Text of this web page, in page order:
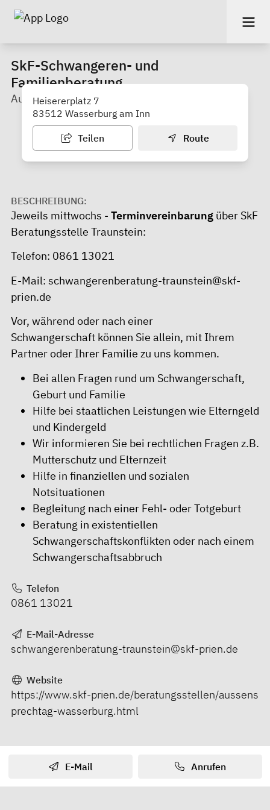
SkF-Schwangeren- und
Familienberatung
Außensprechtag Wasserburg
Heisererplatz 7
83512 Wasserburg am Inn
Teilen Route
BESCHREIBUNG:
Jeweils mittwochs - Terminvereinbarung über SkF
Beratungsstelle Traunstein:
Telefon: 0861 13021
E-Mail: schwangerenberatung-traunstein@skf-
prien.de
Vor, während oder nach einer
Schwangerschaft können Sie allein, mit Ihrem
Partner oder Ihrer Familie zu uns kommen.
Bei allen Fragen rund um Schwangerschaft,
Geburt und Familie
Hilfe bei staatlichen Leistungen wie Elterngeld
und Kindergeld
Wir informieren Sie bei rechtlichen Fragen z.B.
Mutterschutz und Elternzeit
Hilfe in finanziellen und sozialen
Notsituationen
Begleitung nach einer Fehl- oder Totgeburt
Beratung in existentiellen
Schwangerschaftskonflikten oder nach einem
Schwangerschaftsabbruch
Telefon
0861 13021
E-Mail-Adresse
schwangerenberatung-traunstein@skf-prien.de
Website
https://www.skf-prien.de/beratungsstellen/aussens
prechtag-wasserburg.html
E-Mail Anrufen